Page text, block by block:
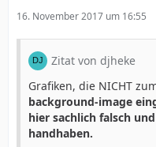
width:244.5px;
height:224px;
text-align:left;
}
16. November 2017 um 16:55
Zitat von djheke
Grafiken, die NICHT
background-image
hier sachlich falsch
handhaben.